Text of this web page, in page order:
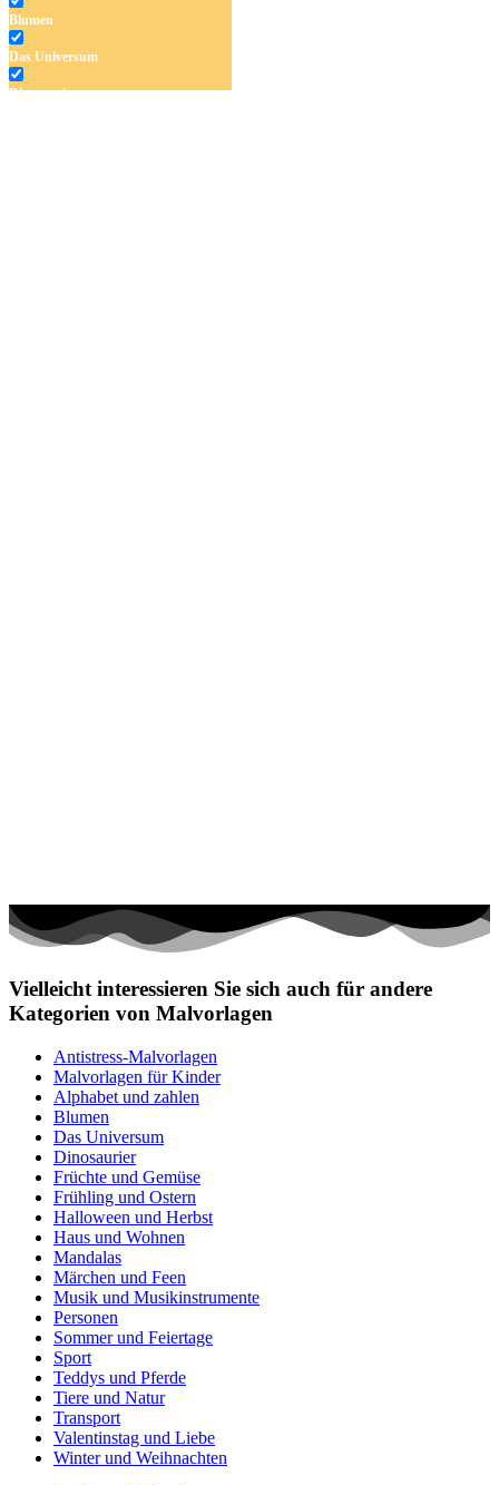
Blumen
Das Universum
Dinosaurier
Vielleicht interessieren Sie sich auch für andere
Kategorien von Malvorlagen
Antistress-Malvorlagen
Malvorlagen für Kinder
Alphabet und zahlen
Blumen
Das Universum
Dinosaurier
Früchte und Gemüse
Frühling und Ostern
Halloween und Herbst
Haus und Wohnen
Mandalas
Märchen und Feen
Musik und Musikinstrumente
Personen
Sommer und Feiertage
Sport
Teddys und Pferde
Tiere und Natur
Transport
Valentinstag und Liebe
Winter und Weihnachten